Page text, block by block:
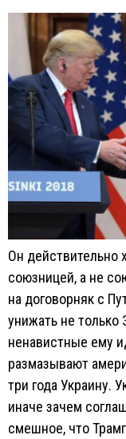
Он действительно
союзницей, а не
на договорняк с
унижать не
ненавистные ему
размазывают
три года Украину.
иначе зачем
смешное, что